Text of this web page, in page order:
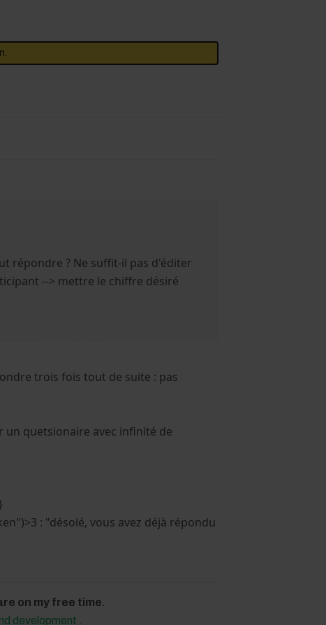
répondre ? Ne suffit-il pas d'éditer
--> mettre le chiffre désiré
trois fois tout de suite : pas
un quetsionaire avec infinité de
: "désolé, vous avez déjà répondu
on my free time.
development